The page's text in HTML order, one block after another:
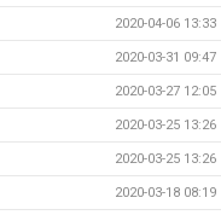
2020-04-06 13:33
2020-03-31 09:47
2020-03-27 12:05
2020-03-25 13:26
2020-03-25 13:26
2020-03-18 08:19